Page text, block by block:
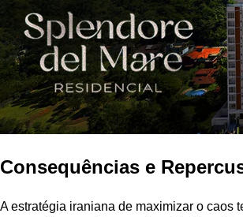
Consequências e
A estratégia iraniana de maximizar o caos